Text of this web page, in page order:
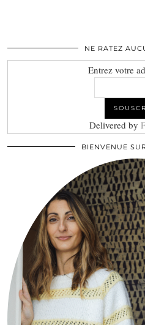
NE RATEZ
Entrez votre
Delivered by
BIENVENUE